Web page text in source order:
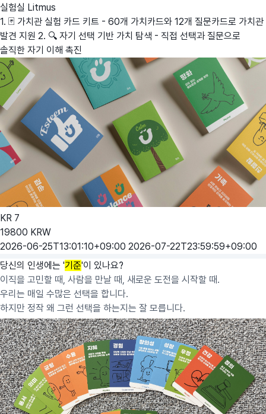
실험실 Litmus
1. 🃏 가치관 실험 카드 키트 - 60개 가치카드와 12개 질문카드로 가치관
발견 지원 2. 🔍 자기 선택 기반 가치 탐색 - 직접 선택과 질문으로
솔직한 자기 이해 촉진
KR 7
19800 KRW
2026-06-25T13:01:10+09:00 2026-07-22T23:59:59+09:00
당신의 인생에는 '기준'이 있나요?
이직을 고민할 때, 사람을 만날 때, 새로운 도전을 시작할 때.
우리는 매일 수많은 선택을 합니다.
하지만 정작 왜 그런 선택을 하는지는 잘 모릅니다.